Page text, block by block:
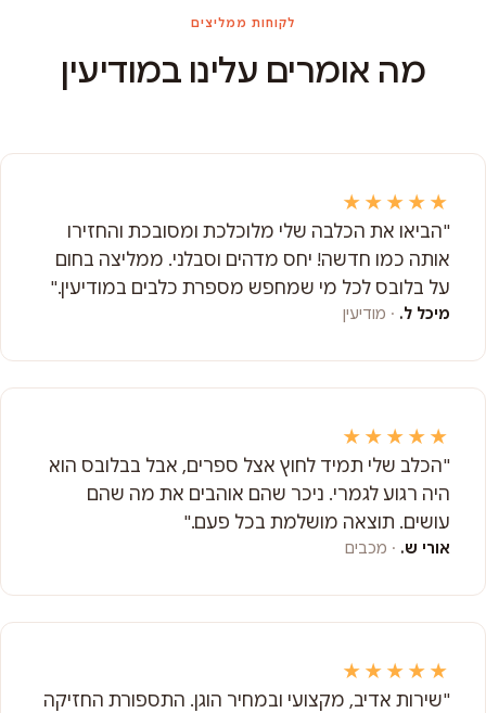
לקוחות ממליצים
מה אומרים עלינו במודיעין
★★★★★
"הביאו את הכלבה שלי מלוכלכת ומסובכת והחזירו
אותה כמו חדשה! יחס מדהים וסבלני. ממליצה בחום
על בלובס לכל מי שמחפש מספרת כלבים במודיעין."
מיכל ל. · מודיעין
★★★★★
"הכלב שלי תמיד לחוץ אצל ספרים, אבל בבלובס הוא
היה רגוע לגמרי. ניכר שהם אוהבים את מה שהם
עושים. תוצאה מושלמת בכל פעם."
אורי ש. · מכבים
★★★★★
"שירות אדיב, מקצועי ובמחיר הוגן. התספורת החזיקה